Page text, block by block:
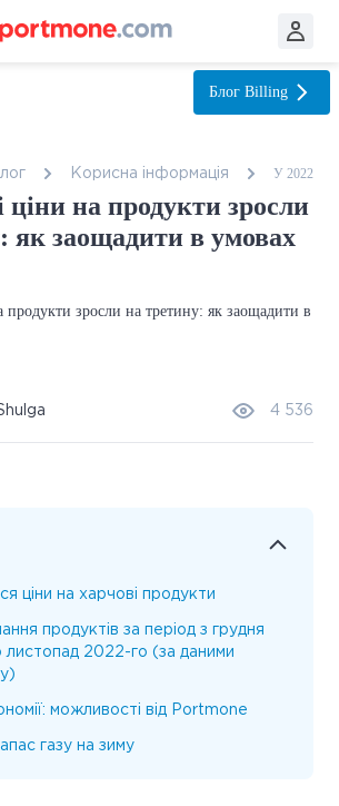
Блог Billing
Корисна інформація У 2022
ціни на продукти зросли
як заощадити в умовах
4 536
ціни на харчові продукти
продуктів за період з грудня
листопад 2022-го (за даними
можливості від Portmone
газу на зиму